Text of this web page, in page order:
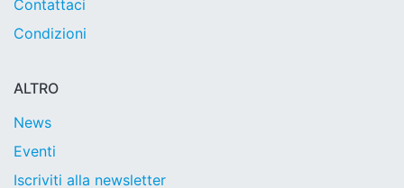
Contattaci
Condizioni
ALTRO
News
Eventi
Iscriviti alla newsletter